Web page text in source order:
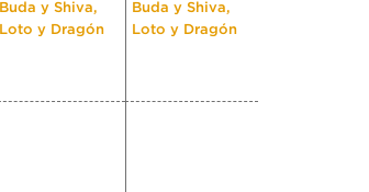
Buda y Shiva,
Loto y Dragón
Buda y Shiva,
Loto y Dragón